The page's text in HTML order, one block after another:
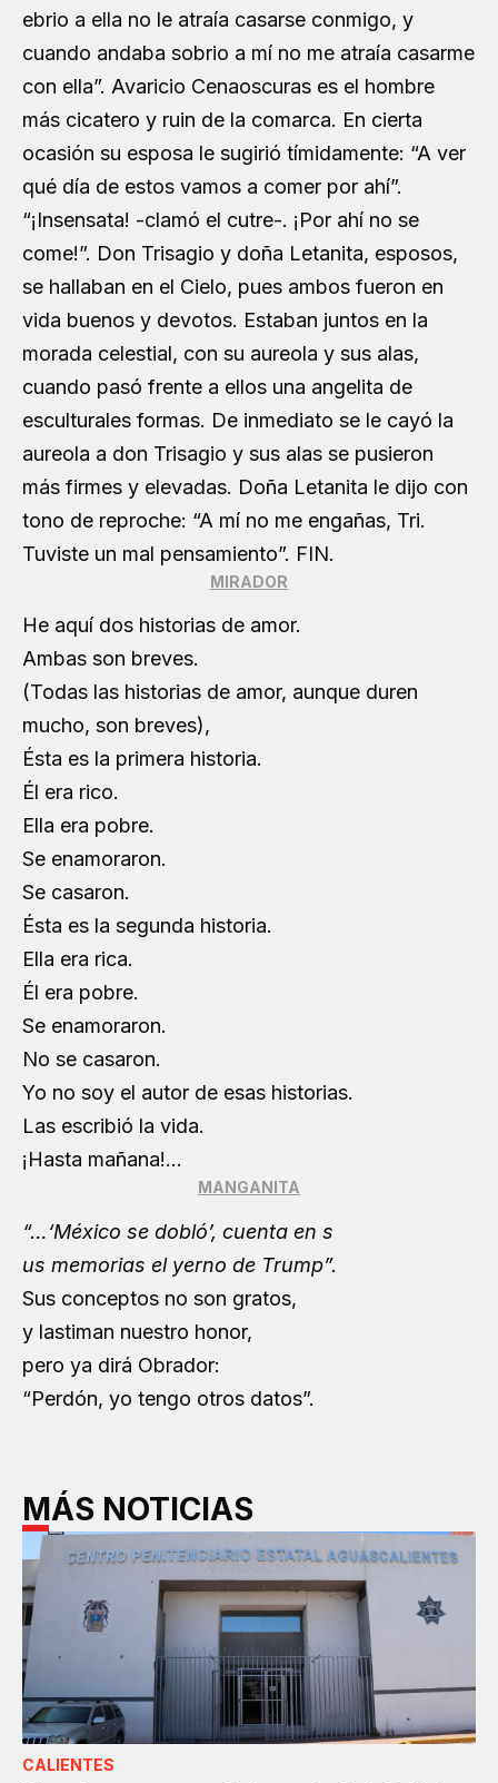
ebrio a ella no le atraía casarse conmigo, y
cuando andaba sobrio a mí no me atraía casarme
con ella”. Avaricio Cenaoscuras es el hombre
más cicatero y ruin de la comarca. En cierta
ocasión su esposa le sugirió tímidamente: “A ver
qué día de estos vamos a comer por ahí”.
“¡Insensata! -clamó el cutre-. ¡Por ahí no se
come!”. Don Trisagio y doña Letanita, esposos,
se hallaban en el Cielo, pues ambos fueron en
vida buenos y devotos. Estaban juntos en la
morada celestial, con su aureola y sus alas,
cuando pasó frente a ellos una angelita de
esculturales formas. De inmediato se le cayó la
aureola a don Trisagio y sus alas se pusieron
más firmes y elevadas. Doña Letanita le dijo con
tono de reproche: “A mí no me engañas, Tri.
Tuviste un mal pensamiento”. FIN.
MIRADOR
He aquí dos historias de amor.
Ambas son breves.
(Todas las historias de amor, aunque duren
mucho, son breves),
Ésta es la primera historia.
Él era rico.
Ella era pobre.
Se enamoraron.
Se casaron.
Ésta es la segunda historia.
Ella era rica.
Él era pobre.
Se enamoraron.
No se casaron.
Yo no soy el autor de esas historias.
Las escribió la vida.
¡Hasta mañana!…
MANGANITA
“…‘México se dobló’, cuenta en s
us memorias el yerno de Trump”.
Sus conceptos no son gratos,
y lastiman nuestro honor,
pero ya dirá Obrador:
“Perdón, yo tengo otros datos”.
MÁS NOTICIAS
CALIENTES